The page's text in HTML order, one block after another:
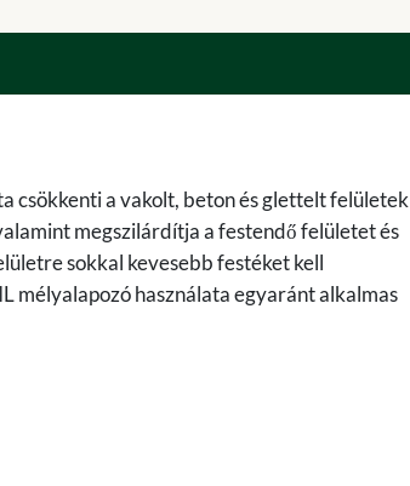
csökkenti a vakolt, beton és glettelt felületek
megszilárdítja a festendő felületet és
sokkal kevesebb festéket kell
mélyalapozó használata egyaránt alkalmas